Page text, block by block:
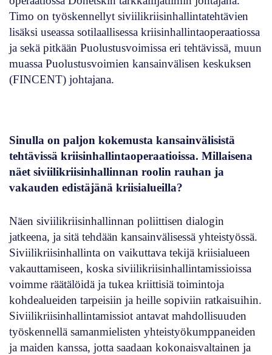
Timo on työskennellyt siviilikriisinhallintatehtävien
lisäksi useassa sotilaallisessa kriisinhallintaoperaatiossa
ja sekä pitkään Puolustusvoimissa eri tehtävissä, muun
muassa Puolustusvoimien kansainvälisen keskuksen
(FINCENT) johtajana.
Sinulla on paljon kokemusta kansainvälisistä
tehtävissä kriisinhallintaoperaatioissa. Millaisena
näet siviilikriisinhallinnan roolin rauhan ja
vakauden edistäjänä kriisialueilla?
Näen siviilikriisinhallinnan poliittisen dialogin
jatkeena, ja sitä tehdään kansainvälisessä yhteistyössä.
Siviilikriisinhallinta on vaikuttava tekijä kriisialueen
vakauttamiseen, koska siviilikriisinhallintamissioissa
voimme räätälöidä ja tukea kriittisiä toimintoja
kohdealueiden tarpeisiin ja heille sopiviin ratkaisuihin.
Siviilikriisinhallintamissiot antavat mahdollisuuden
työskennellä samanmielisten yhteistyökumppaneiden
ja maiden kanssa, jotta saadaan kokonaisvaltainen ja